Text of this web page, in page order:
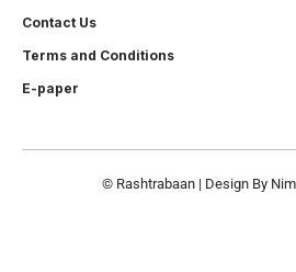
Contact Us
Terms and Conditions
E-paper
© Rashtrabaan | Design By